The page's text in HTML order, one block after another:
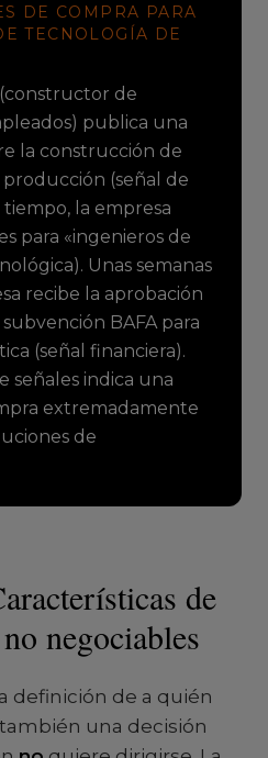
DE COMPRA PARA
TECNOLOGÍA DE
de
publica una
la construcción de
(señal de
tiempo, la empresa
para «ingenieros de
Unas semanas
recibe la aprobación
BAFA para
(señal financiera).
señales indica una
extremadamente
de
de
negociables
definición de a quién
una decisión